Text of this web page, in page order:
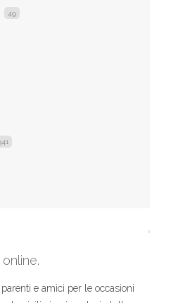
49
e amici per le occasioni